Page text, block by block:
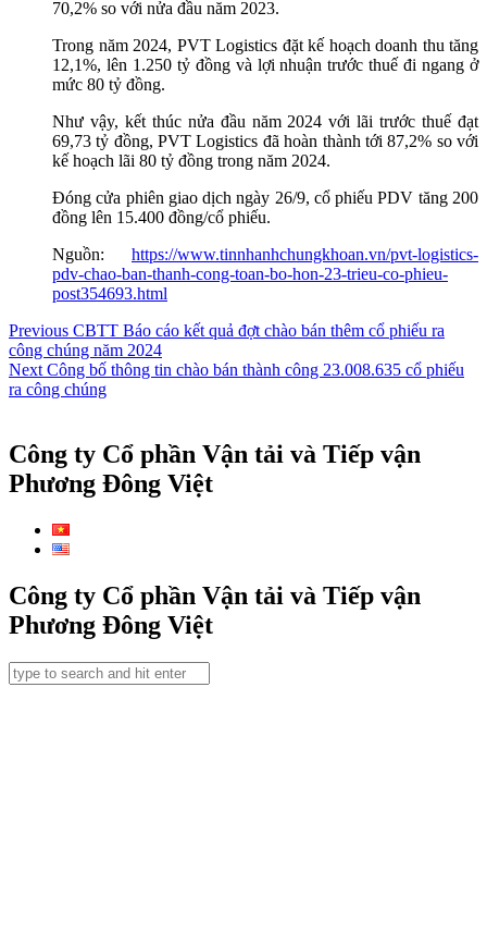
70,2% so với nửa đầu năm 2023.
Trong năm 2024, PVT Logistics đặt kế hoạch doanh thu tăng
12,1%, lên 1.250 tỷ đồng và lợi nhuận trước thuế đi ngang ở
mức 80 tỷ đồng.
Như vậy, kết thúc nửa đầu năm 2024 với lãi trước thuế đạt
69,73 tỷ đồng, PVT Logistics đã hoàn thành tới 87,2% so với
kế hoạch lãi 80 tỷ đồng trong năm 2024.
Đóng cửa phiên giao dịch ngày 26/9, cổ phiếu PDV tăng 200
đồng lên 15.400 đồng/cổ phiếu.
Nguồn: https://www.tinnhanhchungkhoan.vn/pvt-logistics-
pdv-chao-ban-thanh-cong-toan-bo-hon-23-trieu-co-phieu-
post354693.html
Điều
hướng
bài
Previous Previous
post:
CBTT Báo cáo kết quả đợt chào bán thêm cổ phiếu ra
công chúng năm 2024
Next Next
post:
Công bố thông tin chào bán thành công 23.008.635 cổ phiếu
ra công chúng
Công ty Cổ phần Vận tải và Tiếp vận
Phương Đông Việt
Công ty Cổ phần Vận tải và Tiếp vận
Phương Đông Việt